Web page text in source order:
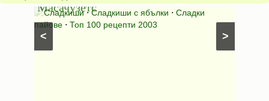
>
<
Масачузетс
Сладкиши⋅Сладкиши с ябълки ⋅ Сладки
пайове ⋅ Топ 100 рецепти 2003
мама